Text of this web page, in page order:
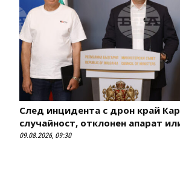
След инцидента с дрон край
случайност, отклонен апарат
09.08.2026, 09:30